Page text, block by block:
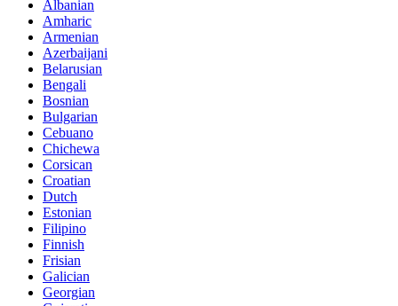
Albanian
Amharic
Armenian
Azerbaijani
Belarusian
Bengali
Bosnian
Bulgarian
Cebuano
Chichewa
Corsican
Croatian
Dutch
Estonian
Filipino
Finnish
Frisian
Galician
Georgian